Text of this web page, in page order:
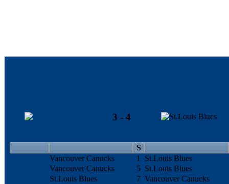
3 - 4
S
Vancouver Canucks 1
St.Louis Blues
Vancouver Canucks 5 St.Louis Blues
St.Louis Blues 7 Vancouver Canucks